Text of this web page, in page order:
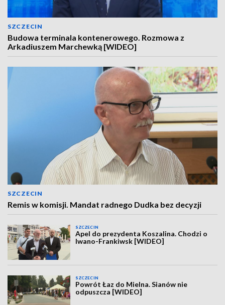
SZCZECIN
Budowa terminala kontenerowego. Rozmowa z
Arkadiuszem Marchewką [WIDEO]
SZCZECIN
Remis w komisji. Mandat radnego Dudka bez decyzji
SZCZECIN
Apel do prezydenta Koszalina. Chodzi o
Iwano-Frankiwsk [WIDEO]
SZCZECIN
Powrót Łaz do Mielna. Sianów nie
odpuszcza [WIDEO]